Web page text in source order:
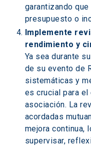
garantizando
presupuesto o
Implemente
rendimiento y
Ya sea durante
de su evento de
sistemáticas y
es crucial para
asociación. La
acordadas
mejora continua,
supervisar,